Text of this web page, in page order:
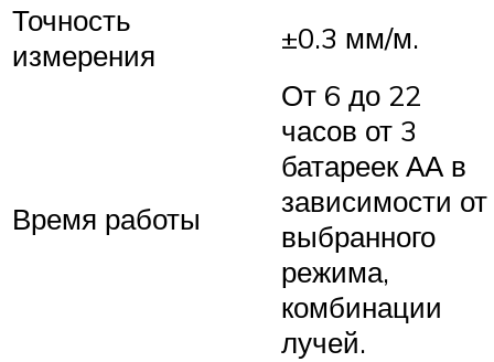
Точность
измерения
±0.3 мм/м.
Время работы
От 6 до 22
часов от 3
батареек АА в
зависимости от
выбранного
режима,
комбинации
лучей.